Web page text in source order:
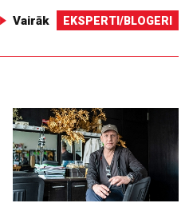
Vairāk EKSPERTI/BLOGERI